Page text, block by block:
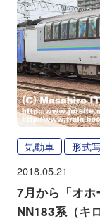
気動車 形式
2018.05.21
7月から「オホ
NN183系（キ